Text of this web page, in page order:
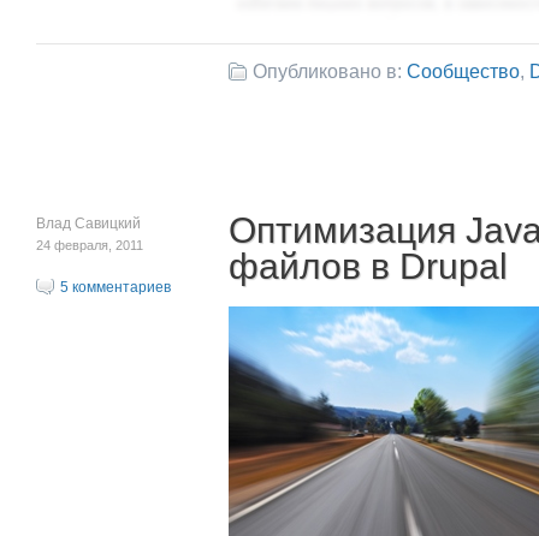
Опубликовано в: Сообщество,
Влад Савицкий
24 февраля, 2011
5 комментариев
Оптимизация
файлов в Drupal